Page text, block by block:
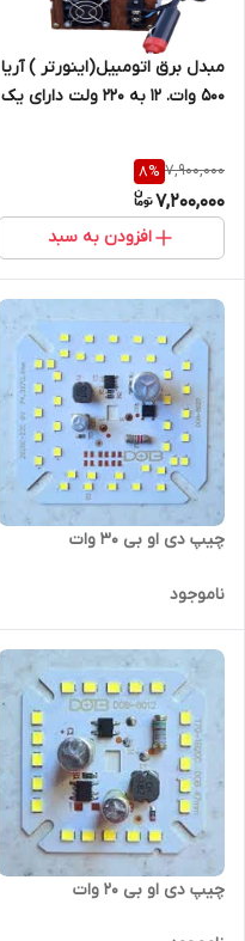
مبدل برق اتومبیل(اینورتر ) آریا
500 وات. 12 به 220 ولت دارای یک
7,900,000
8%
7,200,000
افزودن به سبد
چیپ دی او بی 30 وات
ناموجود
چیپ دی او بی 20 وات